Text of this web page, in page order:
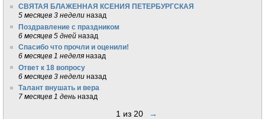
СВЯТАЯ БЛАЖЕННАЯ КСЕНИЯ ПЕТЕРБУРГСКАЯ
5 месяцев 3 недели назад
Поздравление с праздником
6 месяцев 5 дней назад
Спасибо что прочли и оценили!
6 месяцев 1 неделя назад
Ответ к 18 вопросу
6 месяцев 3 недели назад
Талант внушать и вера
7 месяцев 1 день назад
1 из 20 →